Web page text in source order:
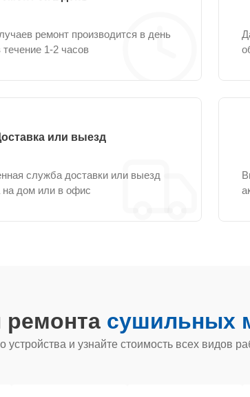
ремонт производится в день
течение 1-2 часов
или выезд
служба доставки или выезд
на дом или в офис
сушильных
и узнайте стоимость всех видов